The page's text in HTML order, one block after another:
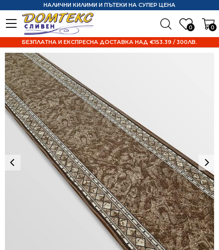
0 0
НАЛИЧНИ КИЛИМИ И ПЪТЕКИ НА СУПЕР ЦЕНА
БЕЗПЛАТНА И ЕКСПРЕСНА ДОСТАВКА НАД €153.39 / 300ЛВ.